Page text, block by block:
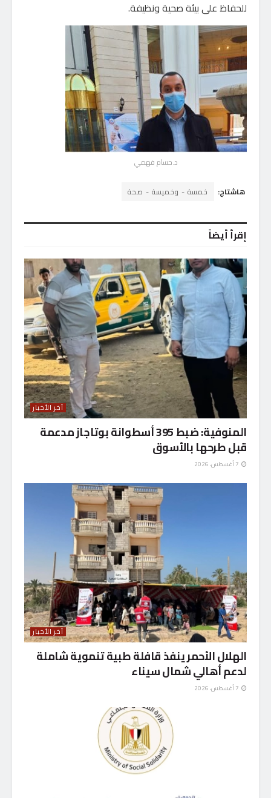
للحفاظ على بيئة صحية ونظيفة.
د.حسام فهمي
هاشتاج: خمسة - وخميسة - صحة
إقرأ أيضاً
آخر الأخبار
المنوفية: ضبط 395 أسطوانة بوتاجاز مدعمة
قبل طرحها بالأسوق
آخر الأخبار
الهلال الأحمر ينفذ قافلة طبية تنموية شاملة
لدعم أهالي شمال سيناء